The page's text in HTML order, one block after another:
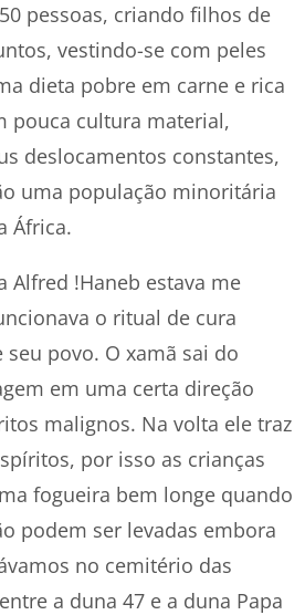
pessoas, criando filhos de
vestindo-se com peles
dieta pobre em carne e rica
pouca cultura material,
deslocamentos constantes,
uma população minoritária
África.
Alfred !Haneb estava me
o ritual de cura
povo. O xamã sai do
em uma certa direção
malignos. Na volta ele traz
por isso as crianças
fogueira bem longe quando
podem ser levadas embora
no cemitério das
a duna 47 e a duna Papa